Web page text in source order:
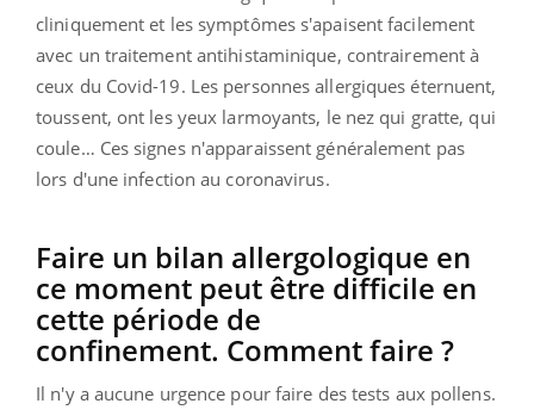
cliniquement et les symptômes s'apaisent facilement
avec un traitement antihistaminique, contrairement à
ceux du Covid-19. Les personnes allergiques éternuent,
toussent, ont les yeux larmoyants, le nez qui gratte, qui
coule… Ces signes n'apparaissent généralement pas
lors d'une infection au coronavirus.
Faire un bilan allergologique en
ce moment peut être difficile en
cette période de
confinement. Comment faire ?
Il n'y a aucune urgence pour faire des tests aux pollens.